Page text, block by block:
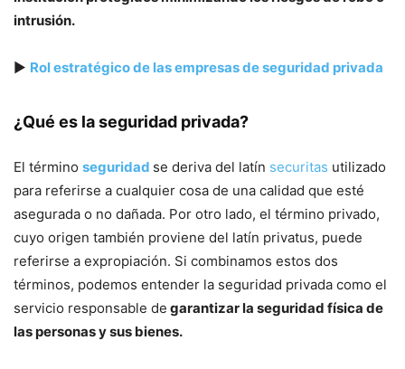
intrusión.
▶ Rol estratégico de las empresas de seguridad privada
¿Qué es la seguridad privada?
El término seguridad se deriva del latín securitas utilizado
para referirse a cualquier cosa de una calidad que esté
asegurada o no dañada. Por otro lado, el término privado,
cuyo origen también proviene del latín privatus, puede
referirse a expropiación. Si combinamos estos dos
términos, podemos entender la seguridad privada como el
servicio responsable de garantizar la seguridad física de
las personas y sus bienes.